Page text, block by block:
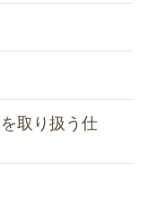
取り扱う仕